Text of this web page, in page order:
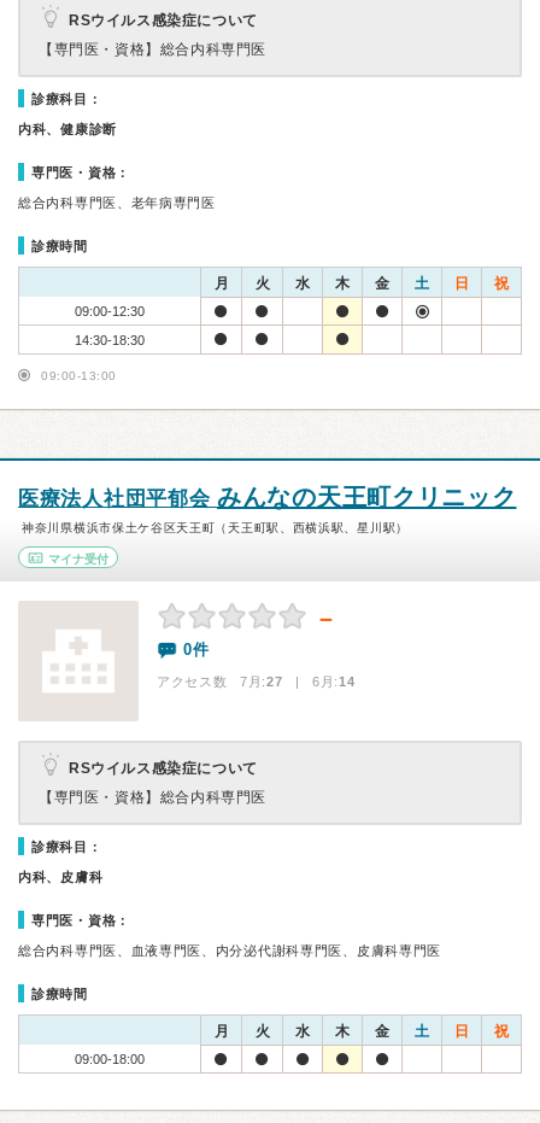
RSウイルス感染症について
【専門医・資格】 総合内科専門医
診療科目：
内科、健康診断
専門医・資格：
総合内科専門医、老年病専門医
診療時間
月 火 水 木 金 土 日 祝
09:00-12:30
14:30-18:30
09:00-13:00
医療法人社団平郁会 みんなの天王町クリニック
神奈川県横浜市保土ケ谷区天王町（天王町駅、西横浜駅、星川駅）
マイナ受付
－
0件
アクセス数 7月:27 | 6月:14
RSウイルス感染症について
【専門医・資格】 総合内科専門医
診療科目：
内科、皮膚科
専門医・資格：
総合内科専門医、血液専門医、内分泌代謝科専門医、皮膚科専門医
診療時間
月 火 水 木 金 土 日 祝
09:00-18:00